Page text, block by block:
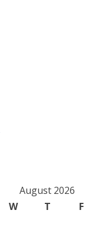
August 2026
W T F